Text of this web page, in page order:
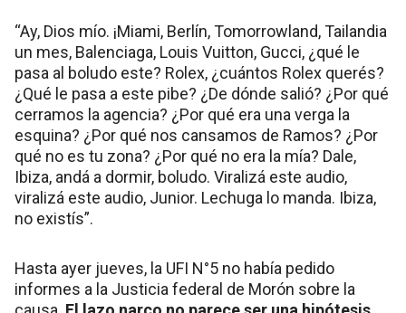
“Ay, Dios mío. ¡Miami, Berlín, Tomorrowland, Tailandia
un mes, Balenciaga, Louis Vuitton, Gucci, ¿qué le
pasa al boludo este? Rolex, ¿cuántos Rolex querés?
¿Qué le pasa a este pibe? ¿De dónde salió? ¿Por qué
cerramos la agencia? ¿Por qué era una verga la
esquina? ¿Por qué nos cansamos de Ramos? ¿Por
qué no es tu zona? ¿Por qué no era la mía? Dale,
Ibiza, andá a dormir, boludo. Viralizá este audio,
viralizá este audio, Junior. Lechuga lo manda. Ibiza,
no existís”.
Hasta ayer jueves, la UFI N°5 no había pedido
informes a la Justicia federal de Morón sobre la